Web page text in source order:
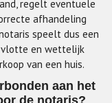
regelt eventuele
afhandeling
speelt dus een
vlotte en wettelijk
van een huis.
aan het
de notaris?